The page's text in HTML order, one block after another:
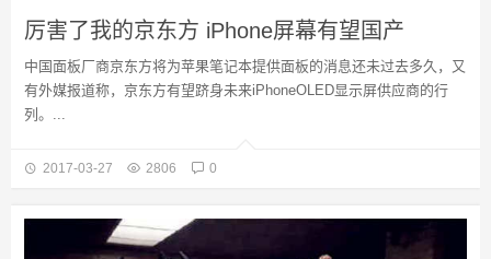
厉害了我的京东方 iPhone屏幕有望国产
中国面板厂商京东方将为苹果笔记本提供面板的消息还未过去多久，又
有外媒报道称，京东方有望跻身未来iPhoneOLED显示屏供应商的行
列。...
2017-03-27 2806 0